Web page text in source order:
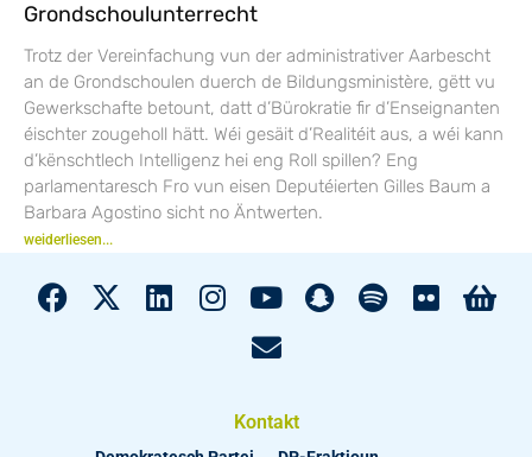
Grondschoulunterrecht
Trotz der Vereinfachung vun der administrativer Aarbescht
an de Grondschoulen duerch de Bildungsministère, gëtt vu
Gewerkschafte betount, datt d’Bürokratie fir d’Enseignanten
éischter zougeholl hätt. Wéi gesäit d’Realitéit aus, a wéi kann
d’kënschtlech Intelligenz hei eng Roll spillen? Eng
parlamentaresch Fro vun eisen Deputéierten Gilles Baum a
Barbara Agostino sicht no Äntwerten.
weiderliesen...
Kontakt